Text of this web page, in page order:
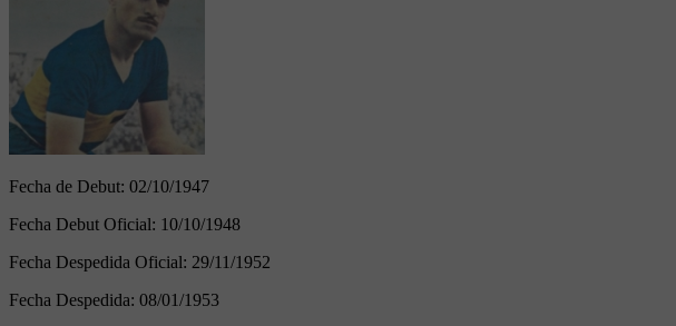
Fecha de Debut: 02/10/1947
Fecha Debut Oficial: 10/10/1948
Fecha Despedida Oficial: 29/11/1952
Fecha Despedida: 08/01/1953